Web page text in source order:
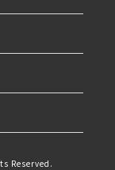
Reserved.